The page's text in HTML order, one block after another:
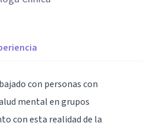
con personas con
mental en grupos
con esta realidad de la